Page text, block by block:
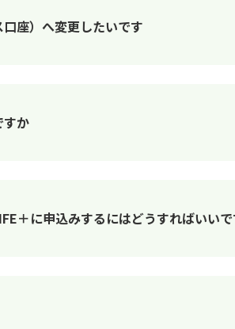
座）へ変更したいです
すか
＋に申込みするにはどうすればいい